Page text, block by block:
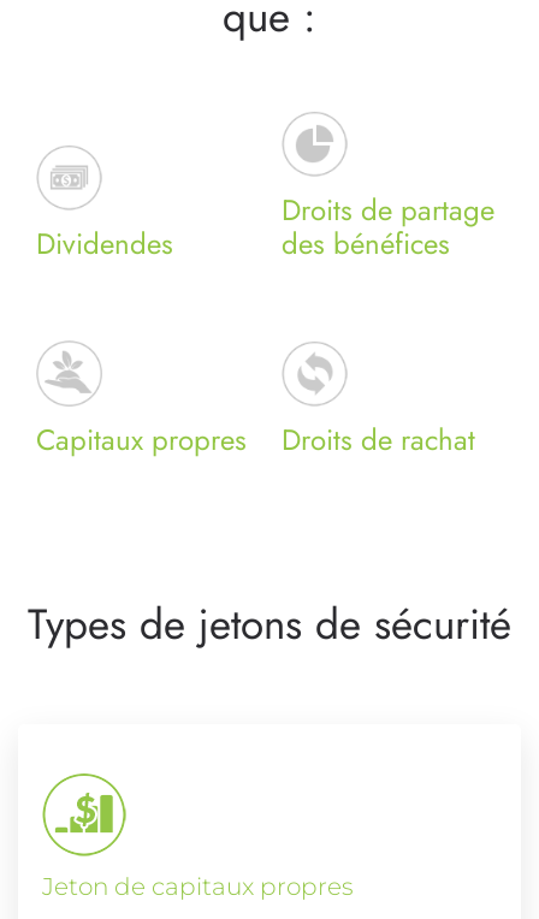
que :
Dividendes
Droits de partage
des bénéfices
Capitaux propres Droits de rachat
Types de jetons de sécurité
Jeton de capitaux propres